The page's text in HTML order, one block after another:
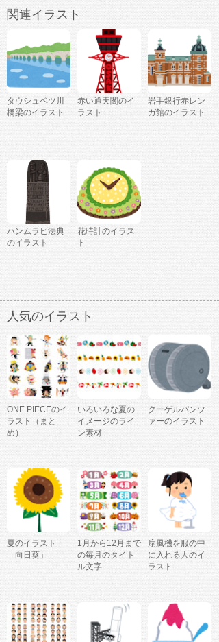
関連イラスト
タウシュベツ川
橋梁のイラスト
赤い通天閣のイ
ラスト
岩手銀行赤レン
ガ館のイラスト
ハンムラビ法典
のイラスト
花時計のイラス
ト
人気のイラスト
ONE PIECEのイ
ラスト（まと
め）
いろいろな夏の
イメージのライ
ン素材
クーゲルパンツ
ァーのイラスト
夏のイラスト
「向日葵」
1月から12月まで
の毎月のタイト
ル文字
扇風機を服の中
に入れる人のイ
ラスト